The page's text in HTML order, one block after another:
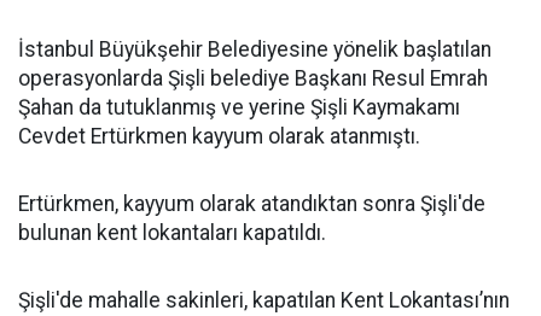
İstanbul Büyükşehir Belediyesine yönelik başlatılan
operasyonlarda Şişli belediye Başkanı Resul Emrah
Şahan da tutuklanmış ve yerine Şişli Kaymakamı
Cevdet Ertürkmen kayyum olarak atanmıştı.
Ertürkmen, kayyum olarak atandıktan sonra Şişli'de
bulunan kent lokantaları kapatıldı.
Şişli'de mahalle sakinleri, kapatılan Kent Lokantası’nın